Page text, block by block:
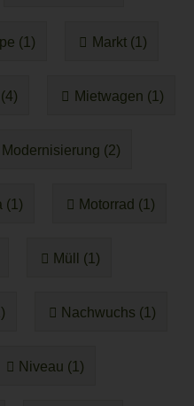
(1) Markt (1)
Mietwagen (1)
Modernisierung (2)
(1) Motorrad (1)
Müll (1)
Nachwuchs (1)
Niveau (1)